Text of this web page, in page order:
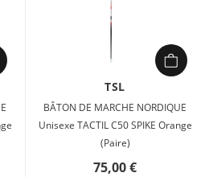
TSL
BÂTON DE MARCHE NORDIQUE
Unisexe TACTIL C50 SPIKE Orange
(Paire)
75,00 €